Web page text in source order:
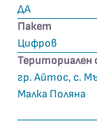
ДА
Пакет
Цифров
Териториален
гр. Айтос, с.
Малка Поляна